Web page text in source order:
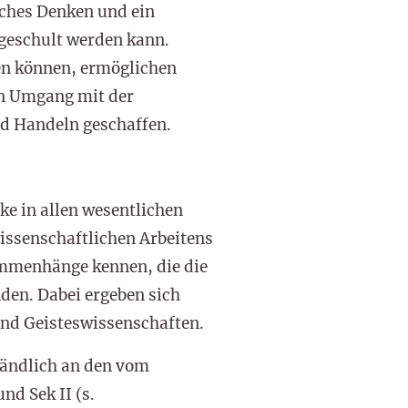
Denken und ein
werden kann.
können, ermöglichen
Umgang mit der
Handeln geschaffen.
in allen wesentlichen
Arbeitens
kennen, die die
Dabei ergeben sich
Geisteswissenschaften.
an den vom
Sek II (s.